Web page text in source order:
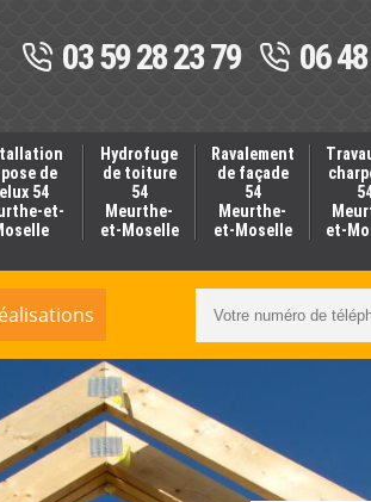
03 59 28 23 79 06
de
54
et-
Hydrofuge
de toiture
54
Meurthe-
et-Moselle
Ravalement
de façade
54
Meurthe-
et-Moselle
et-